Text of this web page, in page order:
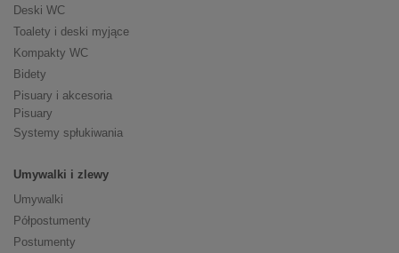
Deski WC
Toalety i deski myjące
Kompakty WC
Bidety
Pisuary i akcesoria
Pisuary
Systemy spłukiwania
Umywalki i zlewy
Umywalki
Półpostumenty
Postumenty